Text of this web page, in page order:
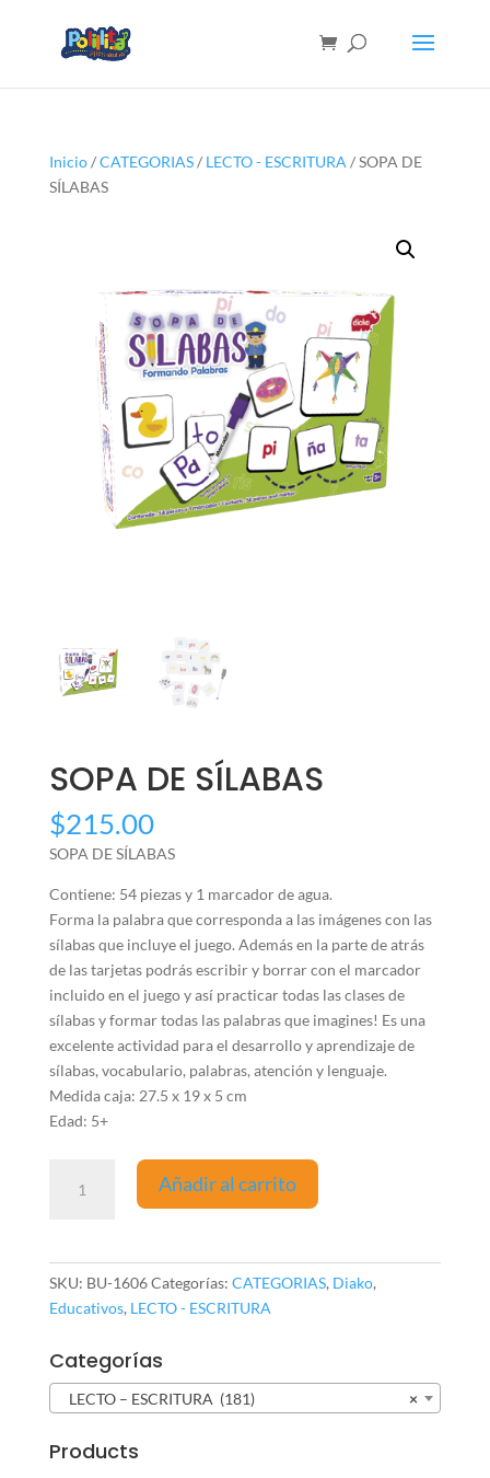
Inicio/CATEGORIAS/ LECTO - ESCRITURA / SOPA DE
SÍLABAS
SOPA DE SÍLABAS
$215.00
SOPA DE SÍLABAS
Contiene: 54 piezas y 1 marcador de agua.
Forma la palabra que corresponda a las imágenes con las
sílabas que incluye el juego. Además en la parte de atrás
de las tarjetas podrás escribir y borrar con el marcador
incluido en el juego y así practicar todas las clases de
sílabas y formar todas las palabras que imagines! Es una
excelente actividad para el desarrollo y aprendizaje de
sílabas, vocabulario, palabras, atención y lenguaje.
Medida caja: 27.5 x 19 x 5 cm
Edad: 5+
Añadir al carrito
SKU: BU-1606Categorías: CATEGORIAS, Diako,
Educativos, LECTO - ESCRITURA
Categorías
×
LECTO – ESCRITURA (181)
Products